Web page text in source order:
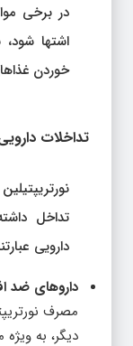
در برخی
اشتها
خوردن
تداخلات
تداخل
دارویی
داروهای ضد
مصرف